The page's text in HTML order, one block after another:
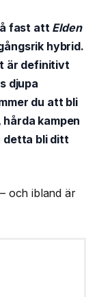
fast att Elden
hybrid.
är definitivt
djupa
du att bli
kampen
detta bli ditt
och ibland är